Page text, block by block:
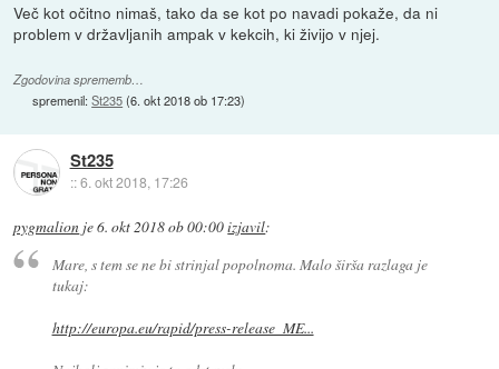
Več kot očitno nimaš, tako da se kot po navadi pokaže, da ni
problem v državljanih ampak v kekcih, ki živijo v njej.
Zgodovina sprememb…
spremenil:St235(6. okt 2018 ob 17:23)
St235
::6. okt 2018, 17:26
pygmalion je6. okt 2018 ob 00:00izjavil:
Mare, s tem se ne bi strinjal popolnoma. Malo širša razlaga je
tukaj:
http://europa.eu/rapid/press-release_ME...